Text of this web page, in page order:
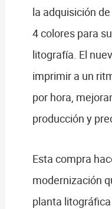
la adquisición
4 colores para
litografía. El
imprimir a un
por hora,
producción y
Esta compra
modernización
planta